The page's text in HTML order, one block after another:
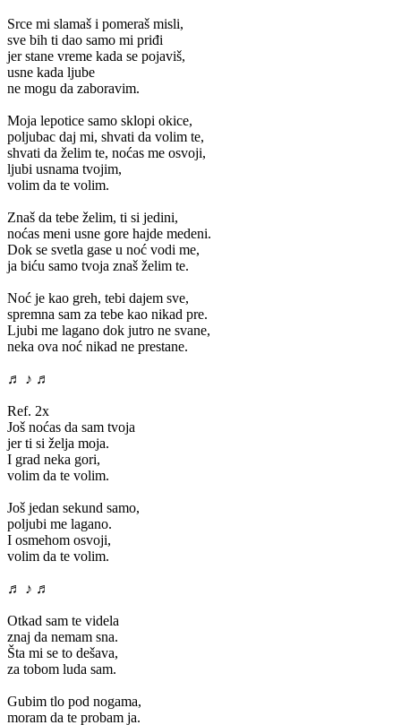
Srce mi slamaš i pomeraš misli,
sve bih ti dao samo mi priđi
jer stane vreme kada se pojaviš,
usne kada ljube
ne mogu da zaboravim.
Moja lepotice samo sklopi okice,
poljubac daj mi, shvati da volim te,
shvati da želim te, noćas me osvoji,
ljubi usnama tvojim,
volim da te volim.
Znaš da tebe želim, ti si jedini,
noćas meni usne gore hajde medeni.
Dok se svetla gase u noć vodi me,
ja biću samo tvoja znaš želim te.
Noć je kao greh, tebi dajem sve,
spremna sam za tebe kao nikad pre.
Ljubi me lagano dok jutro ne svane,
neka ova noć nikad ne prestane.
♬ ♪ ♬
Ref. 2x
Još noćas da sam tvoja
jer ti si želja moja.
I grad neka gori,
volim da te volim.
Još jedan sekund samo,
poljubi me lagano.
I osmehom osvoji,
volim da te volim.
♬ ♪ ♬
Otkad sam te videla
znaj da nemam sna.
Šta mi se to dešava,
za tobom luda sam.
Gubim tlo pod nogama,
moram da te probam ja.